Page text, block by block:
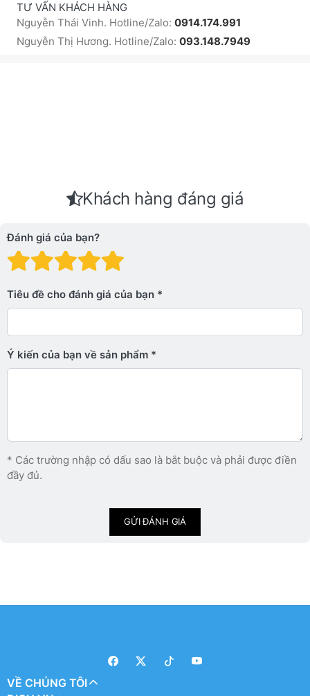
TƯ VẤN KHÁCH HÀNG
Nguyễn Thái Vinh. Hotline/Zalo: 0914.174.991
Nguyễn Thị Hương. Hotline/Zalo: 093.148.7949
Khách hàng đáng giá
Đánh giá của bạn?
Đánh giá: 4 trên 5
Đánh giá: 3 trên 5 sao.
Đánh giá: 2 trên 5 sao.
Đánh giá: 1 trên 5 sao. Xấu
Tiêu đề cho đánh giá của bạn
Ý kiến ​​của bạn về sản phẩm
* Các trường nhập có dấu sao là bắt buộc và phải được điền
đầy đủ.
GỬI ĐÁNH GIÁ
VỀ CHÚNG TÔI